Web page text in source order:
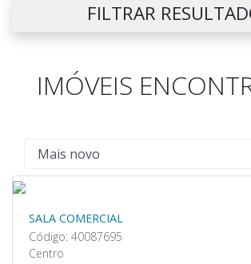
FILTRAR
IMÓVEIS
SALA COMERCIAL
Código: 40087695
Centro